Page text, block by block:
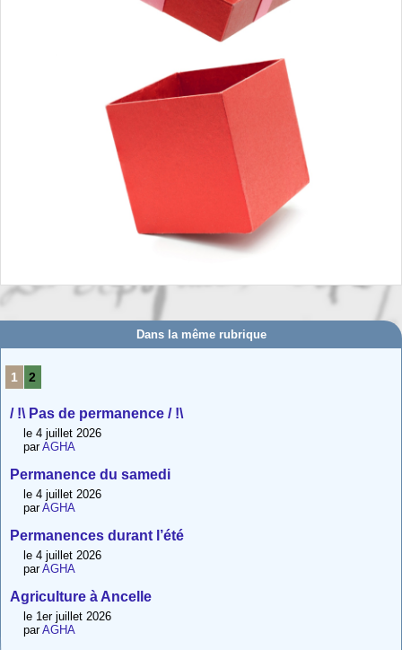
Dans la même rubrique
1 2
/ !\ Pas de permanence / !\
le 4 juillet 2026
parAGHA
Permanence du samedi
le 4 juillet 2026
parAGHA
Permanences durant l’été
le 4 juillet 2026
parAGHA
Agriculture à Ancelle
le 1er juillet 2026
parAGHA